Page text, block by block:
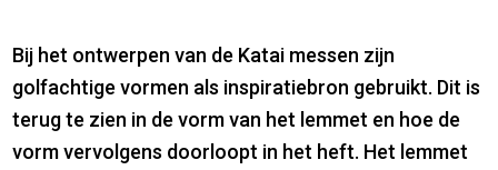
Bij het ontwerpen van de Katai messen zijn
golfachtige vormen als inspiratiebron gebruikt. Dit is
terug te zien in de vorm van het lemmet en hoe de
vorm vervolgens doorloopt in het heft. Het lemmet